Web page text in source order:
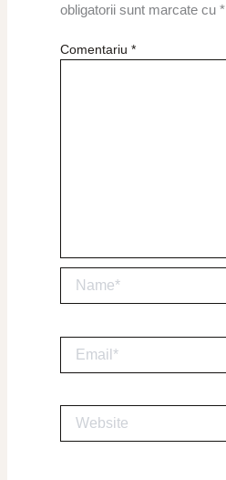
obligatorii sunt marcate cu*
Comentariu*